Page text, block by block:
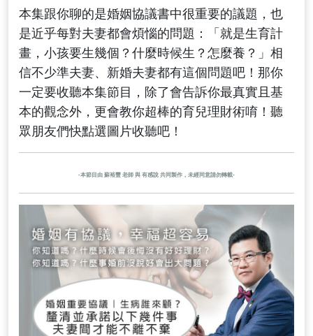
本集跟你聊的是婚姻協議書中很重要的議題，也
是近乎每對夫妻都會煩惱的問題：「就是生育計
畫，小孩要生幾個？什麼時候生？怎麼養？」相
信不少準夫妻、新婚夫妻都有這個問題吧！那你
一定要收聽本集節目，除了會告訴你最真實且基
本的觀念外，更會教你超棒的育兒理財術唷！聽
眾朋友們快點選圖片收聽吧！
-本節目由 蘇裕豐 老師 與 有感說 共同製作，未經同意請勿轉載-